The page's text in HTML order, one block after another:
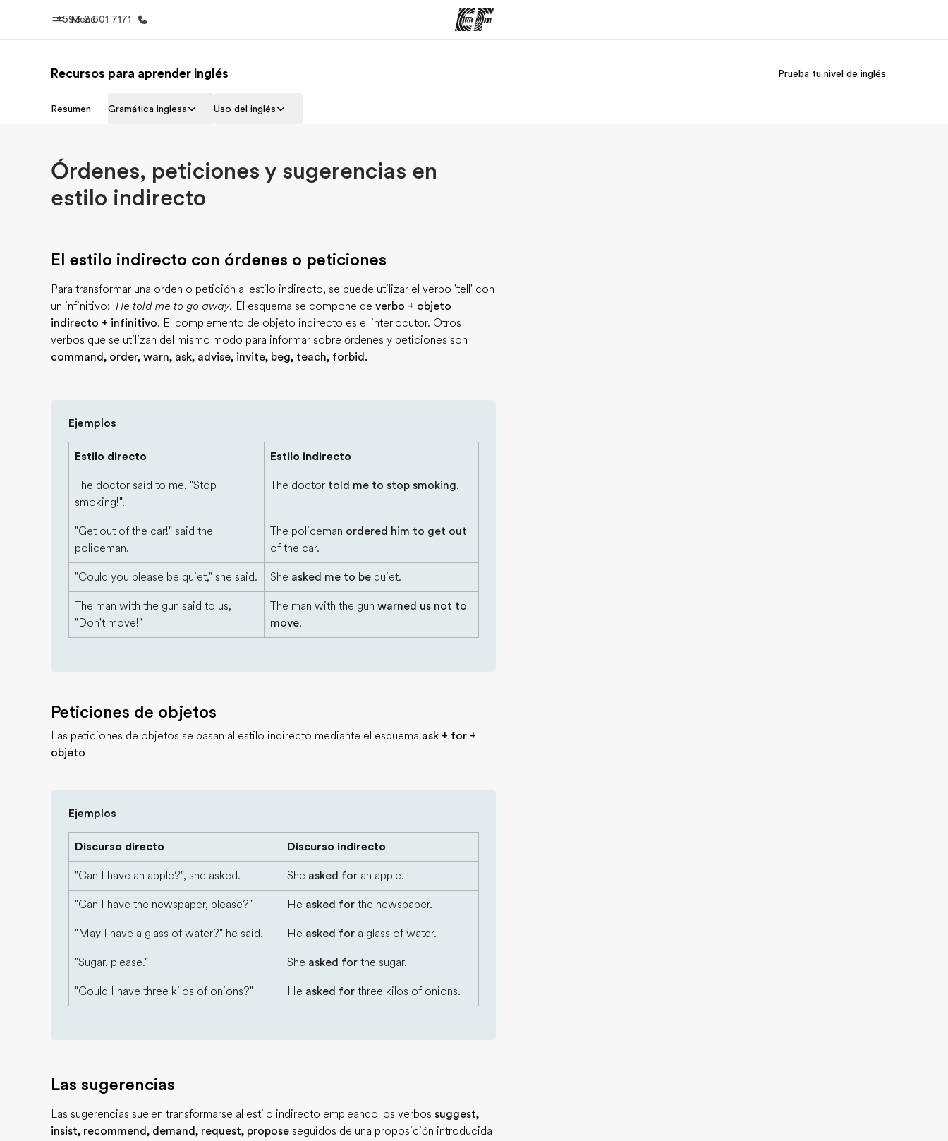
Menú
+593 2 601 7171
Inicio
Recursos para aprender inglés Prueba tu nivel de inglés
Resumen Gramática inglesa Uso del inglés
Órdenes, peticiones y sugerencias en
estilo indirecto
El estilo indirecto con órdenes o peticiones
Para transformar una orden o petición al estilo indirecto, se puede utilizar el verbo 'tell' con
un infinitivo: He told me to go away. El esquema se compone de verbo + objeto
indirecto + infinitivo. El complemento de objeto indirecto es el interlocutor. Otros
verbos que se utilizan del mismo modo para informar sobre órdenes y peticiones son
command, order, warn, ask, advise, invite, beg, teach, forbid.
Ejemplos
Estilo directo Estilo indirecto
The doctor said to me, "Stop
smoking!".
The doctor told me to stop smoking.
"Get out of the car!" said the
policeman.
The policeman ordered him to get out
of the car.
"Could you please be quiet," she said. She asked me to be quiet.
The man with the gun said to us,
"Don't move!"
The man with the gun warned us not to
move.
Peticiones de objetos
Las peticiones de objetos se pasan al estilo indirecto mediante el esquema ask + for +
objeto
Ejemplos
Discurso directo Discurso indirecto
"Can I have an apple?", she asked. She asked for an apple.
"Can I have the newspaper, please?" He asked for the newspaper.
"May I have a glass of water?" he said. He asked for a glass of water.
"Sugar, please." She asked for the sugar.
"Could I have three kilos of onions?" He asked for three kilos of onions.
Las sugerencias
Las sugerencias suelen transformarse al estilo indirecto empleando los verbos suggest,
insist, recommend, demand, request, propose seguidos de una proposición introducida